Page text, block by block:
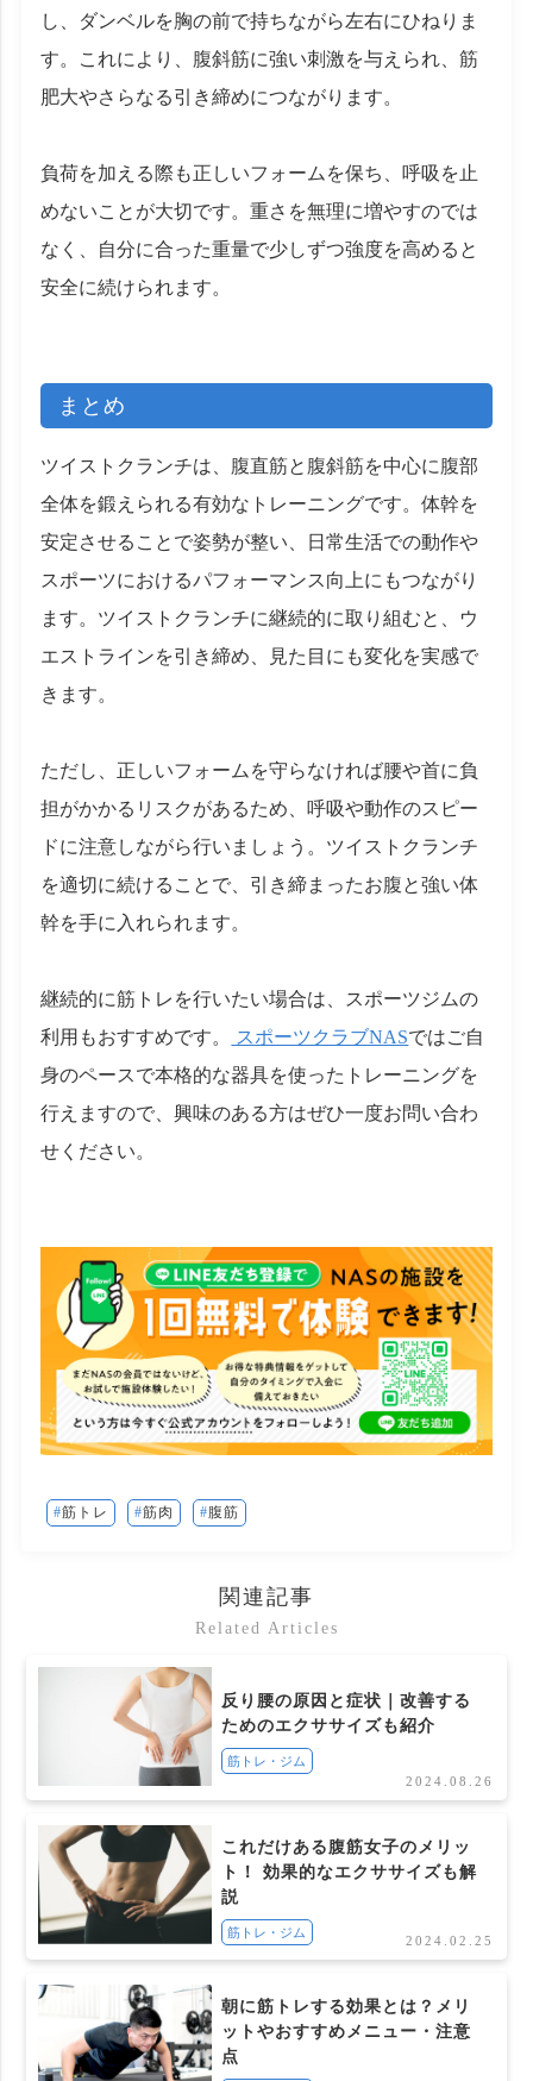
し、ダンベルを胸の前で持ちながら左右にひねりま
す。これにより、腹斜筋に強い刺激を与えられ、筋
肥大やさらなる引き締めにつながります。
負荷を加える際も正しいフォームを保ち、呼吸を止
めないことが大切です。重さを無理に増やすのでは
なく、自分に合った重量で少しずつ強度を高めると
安全に続けられます。
まとめ
ツイストクランチは、腹直筋と腹斜筋を中心に腹部
全体を鍛えられる有効なトレーニングです。体幹を
安定させることで姿勢が整い、日常生活での動作や
スポーツにおけるパフォーマンス向上にもつながり
ます。ツイストクランチに継続的に取り組むと、ウ
エストラインを引き締め、見た目にも変化を実感で
きます。
ただし、正しいフォームを守らなければ腰や首に負
担がかかるリスクがあるため、呼吸や動作のスピー
ドに注意しながら行いましょう。ツイストクランチ
を適切に続けることで、引き締まったお腹と強い体
幹を手に入れられます。
継続的に筋トレを行いたい場合は、スポーツジムの
利用もおすすめです。
スポーツクラブNASではご自
身のペースで本格的な器具を使ったトレーニングを
行えますので、興味のある方はぜひ一度お問い合わ
せください。
筋トレ 筋肉 腹筋
関連記事
Related Articles
反り腰の原因と症状｜改善する
ためのエクササイズも紹介
筋トレ・ジム
2024.08.26
これだけある腹筋女子のメリッ
ト！ 効果的なエクササイズも解
説
筋トレ・ジム
2024.02.25
朝に筋トレする効果とは？メリ
ットやおすすめメニュー・注意
点